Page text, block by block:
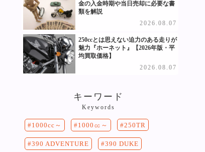
金の入金時期や当日売却に必要な書
類を解説
2026.08.07
250ccとは思えない迫力のある走りが
魅力『ホーネット』【2026年版・平
均買取価格】
2026.08.07
キーワード
Keywords
1000cc～ 1000㏄～ 250TR
390 ADVENTURE 390 DUKE